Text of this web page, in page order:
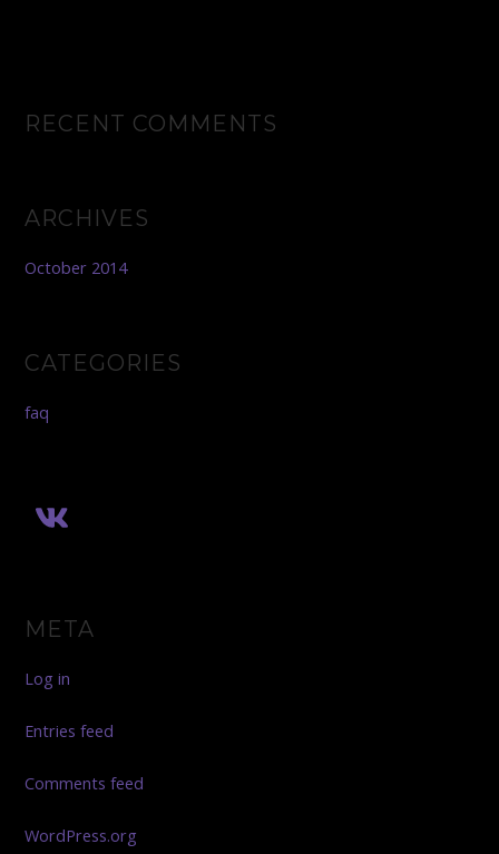
RECENT COMMENTS
ARCHIVES
October 2014
CATEGORIES
faq
META
Log in
Entries feed
Comments feed
WordPress.org